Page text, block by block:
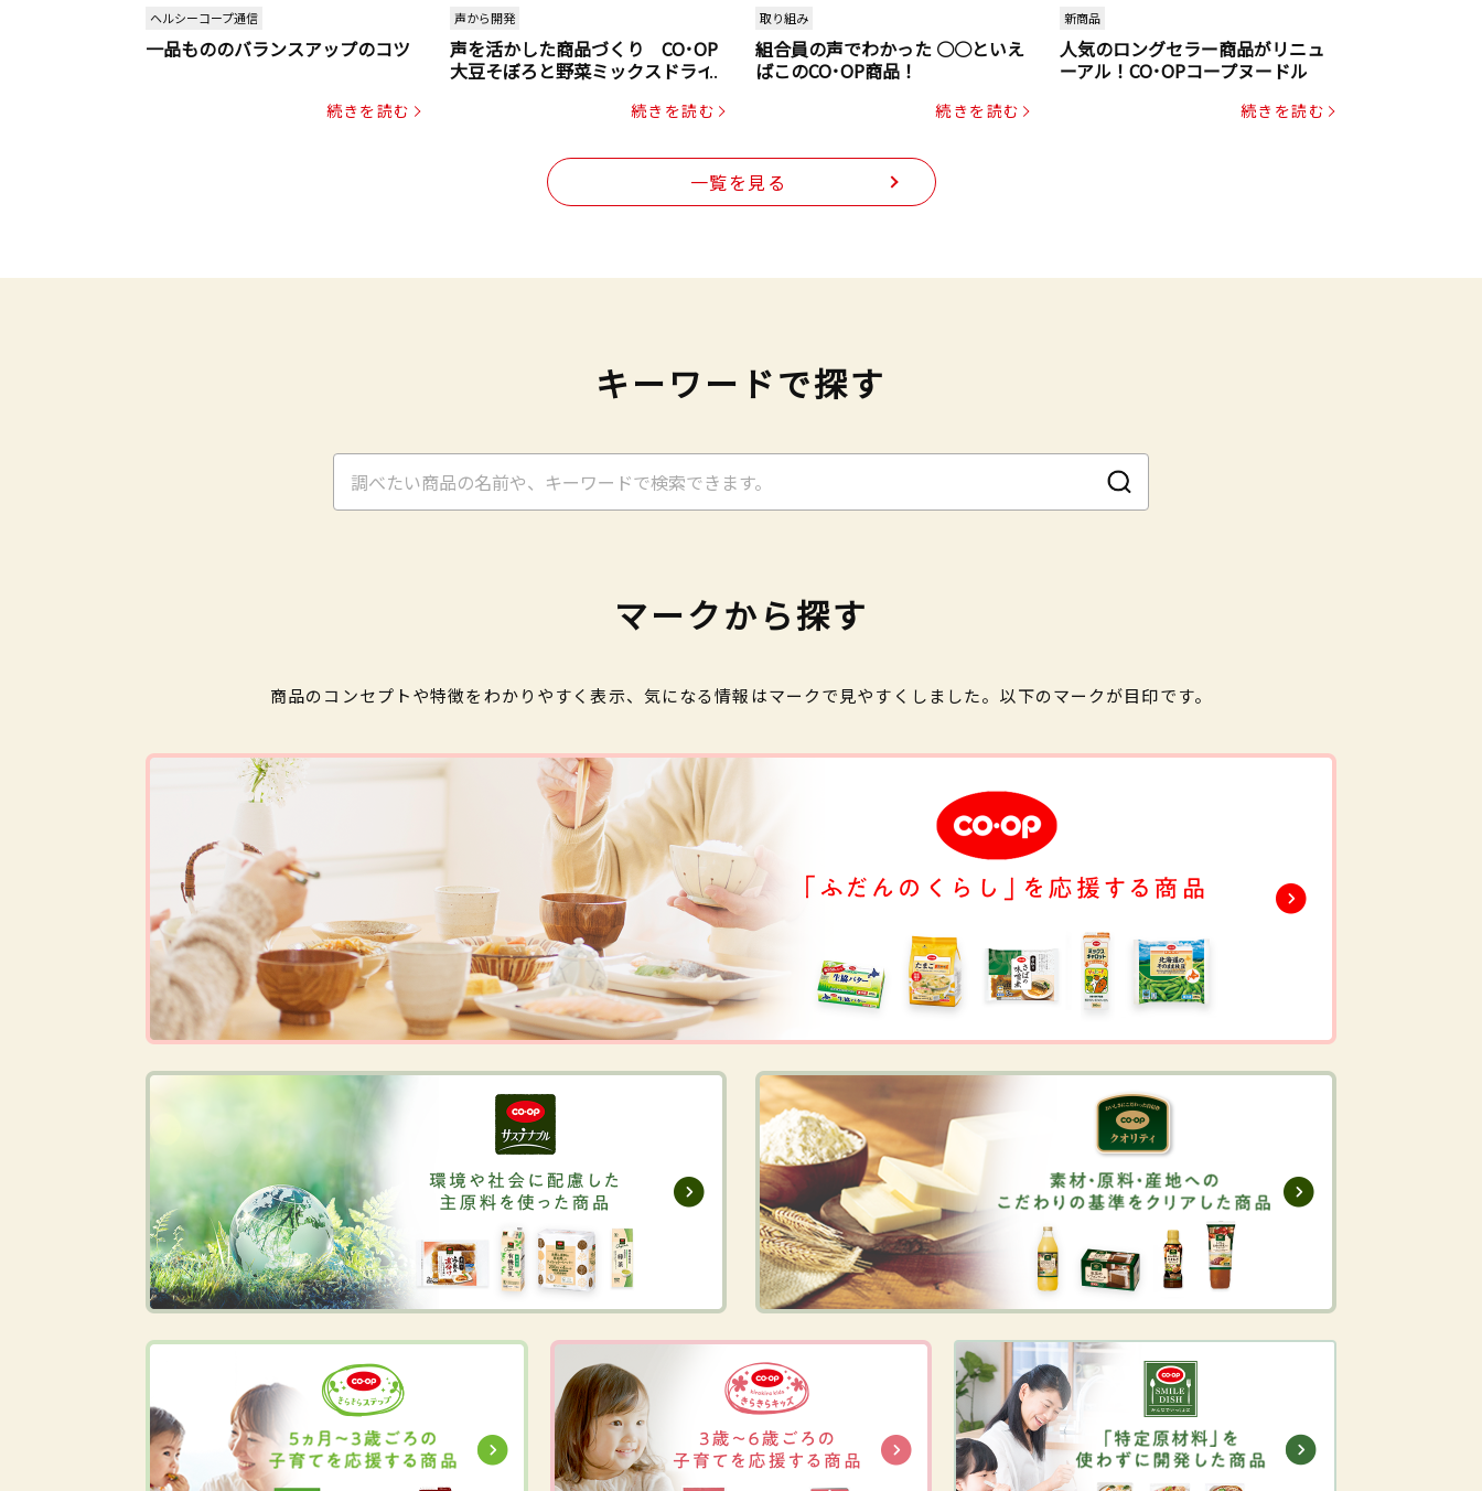
ヘルシーコープ通信
一品もののバランスアップのコツ
続きを読む
声から開発
声を活かした商品づくり CO･OP
大豆そぼろと野菜ミックスドライ
続きを読む
取り組み
組合員の声でわかった ○○といえ
ばこのCO･OP商品！
続きを読む
新商品
人気のロングセラー商品がリニュ
ーアル！CO･OPコープヌードル
続きを読む
一覧を見る
キーワードで探す
マークから探す
商品のコンセプトや特徴をわかりやすく表示、気になる情報はマークで見やすくしました。以下のマークが目印です。